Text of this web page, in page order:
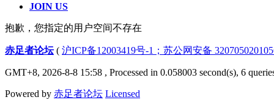
JOIN US
抱歉，您指定的用户空间不存在
赤足者论坛( 沪ICP备12003419号-1；苏公网安备
GMT+8, 2026-8-8 15:58 , Processed in 0.058003 second(s), 6
Powered by 赤足者论坛 Licensed